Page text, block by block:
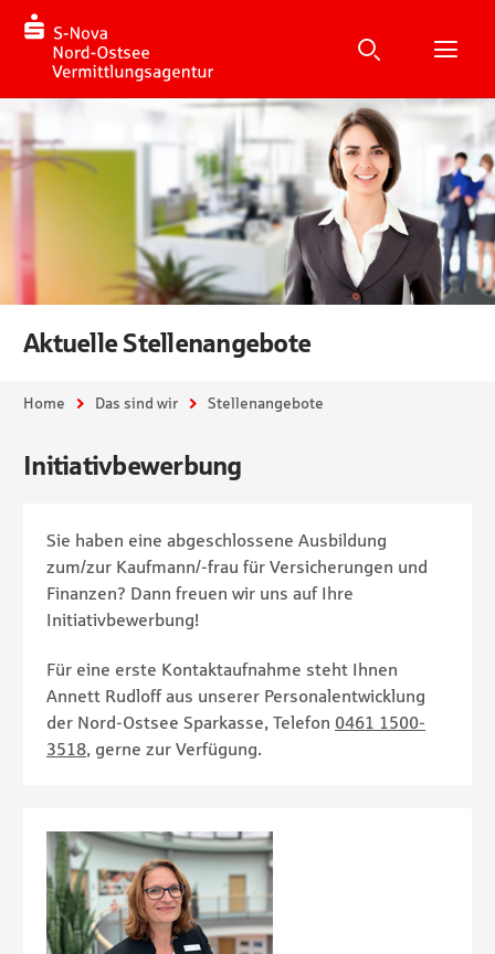
Suche
Suche
Aktuelle Stellenangebote
Sie sind hier:
Home Das sind wir Stellenangebote
Initiativbewerbung
Sie haben eine abgeschlossene Ausbildung
zum/zur Kaufmann/-frau für Versicherungen und
Finanzen? Dann freuen wir uns auf Ihre
Initiativbewerbung!
Für eine erste Kontaktaufnahme steht Ihnen
Annett Rudloff aus unserer Personalentwicklung
der Nord-Ostsee Sparkasse, Telefon 0461 1500-
3518, gerne zur Verfügung.